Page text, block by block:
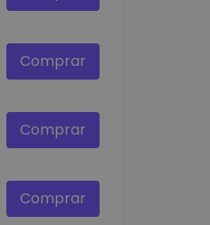
Comprar
Comprar
Comprar